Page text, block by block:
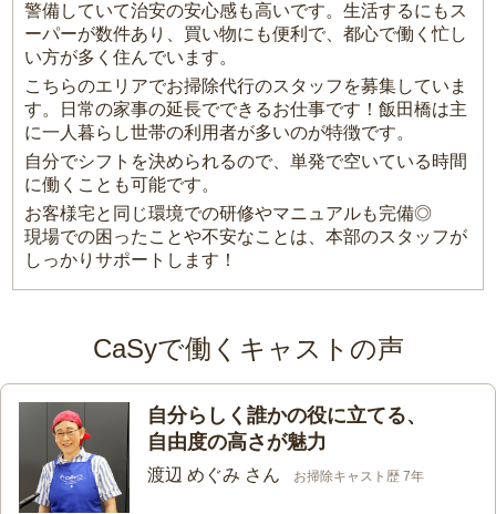
警備していて治安の安心感も高いです。生活するにもス
ーパーが数件あり、買い物にも便利で、都心で働く忙し
い方が多く住んでいます。
こちらのエリアでお掃除代行のスタッフを募集していま
す。日常の家事の延長でできるお仕事です！飯田橋は主
に一人暮らし世帯の利用者が多いのが特徴です。
自分でシフトを決められるので、単発で空いている時間
に働くことも可能です。
お客様宅と同じ環境での研修やマニュアルも完備◎
現場での困ったことや不安なことは、本部のスタッフが
しっかりサポートします！
CaSyで働くキャストの声
自分らしく誰かの役に立てる、
自由度の高さが魅力
渡辺 めぐみ さん お掃除キャスト歴 7年